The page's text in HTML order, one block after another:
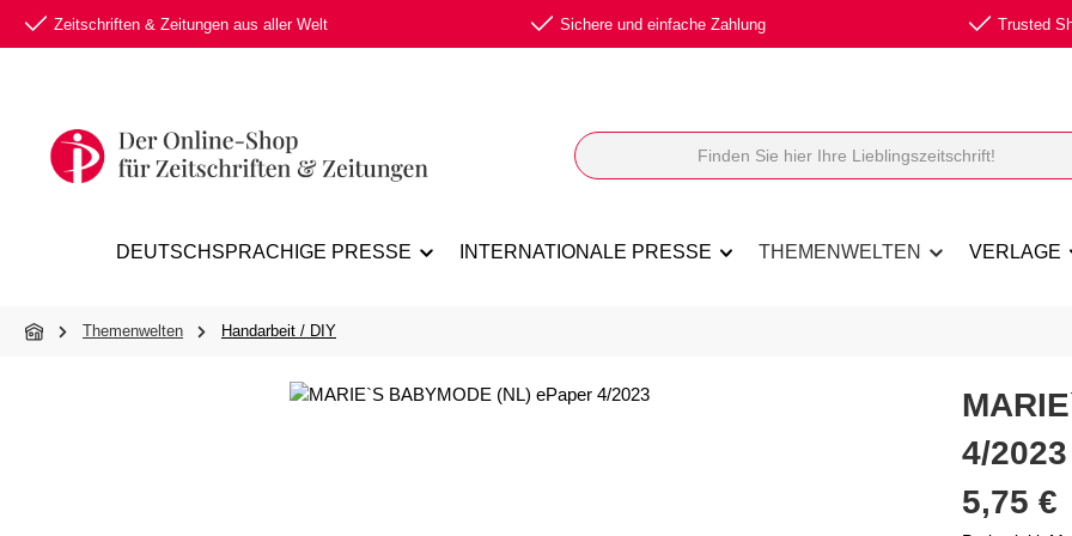
Hauptinhalt springen
Zur Suche springen
Zur Hauptnavigation springen
Zeitschriften & Zeitungen aus aller Welt Sichere und einfache Zahlung Trusted
DEUTSCHSPRACHIGE PRESSE INTERNATIONALE PRESSE THEMENWELTEN VERLAGE
Themenwelten Handarbeit / DIY
4/2023
Regulärer
5,75 €